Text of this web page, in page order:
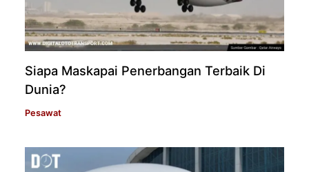
Siapa Maskapai Penerbangan Terbaik Di
Dunia?
Pesawat